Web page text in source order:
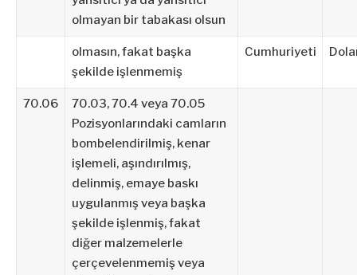
olmayan bir tabakası olsun
olmasın, fakat başka
şekilde işlenmemiş
Cumhuriyeti
70.06
70.03, 70.4 veya 70.05
Pozisyonlarındaki camların
bombelendirilmiş, kenar
işlemeli, aşındırılmış,
delinmiş, emaye baskı
uygulanmış veya başka
şekilde işlenmiş, fakat
diğer malzemelerle
çerçevelenmemiş veya